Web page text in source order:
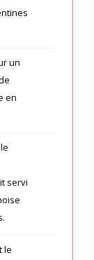
un
en
servi
le